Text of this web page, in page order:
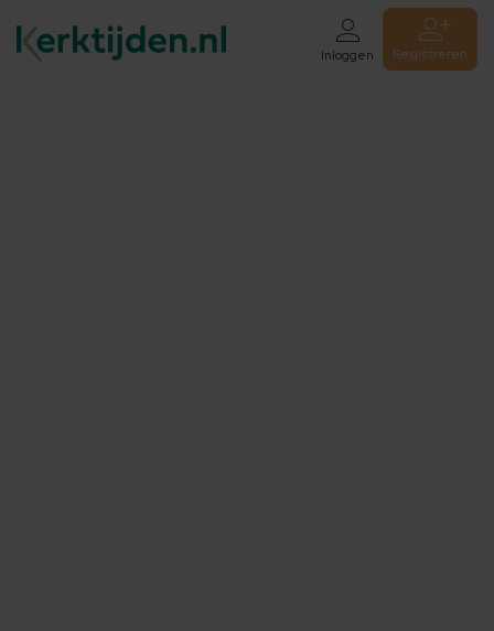
Inloggen Registreren